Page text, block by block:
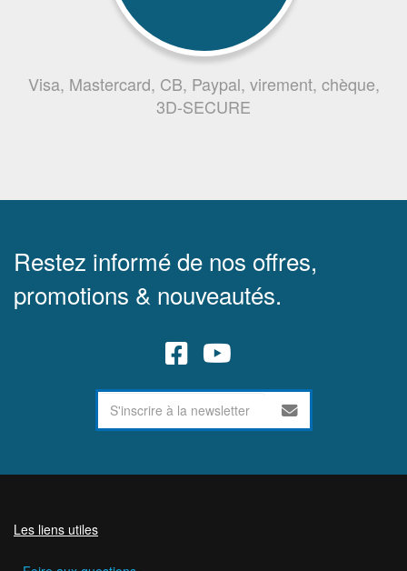
Visa, Mastercard, CB, Paypal, virement, chèque,
3D-SECURE
Restez informé de nos offres,
promotions & nouveautés.
Les liens utiles